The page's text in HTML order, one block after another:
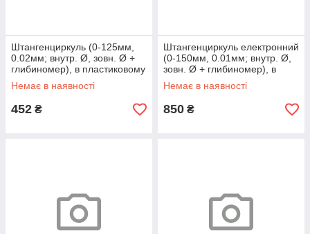
Штангенциркуль (0-125мм,
0.02мм; внутр. Ø, зовн. Ø +
глибиномер), в пластиковому
футлярі
Немає в наявності
452 ₴
Штангенциркуль електронний
(0-150мм, 0.01мм; внутр. Ø,
зовн. Ø + глибиномер), в
пластиковому футляр
Немає в наявності
850 ₴